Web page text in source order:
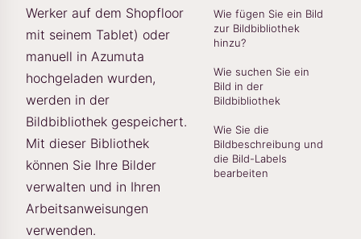
Werker auf dem Shopfloor
mit seinem Tablet) oder
manuell in Azumuta
hochgeladen wurden,
werden in der
Bildbibliothek gespeichert.
Mit dieser Bibliothek
können Sie Ihre Bilder
verwalten und in Ihren
Arbeitsanweisungen
verwenden.
Wie fügen Sie ein Bild
zur Bildbibliothek
hinzu?
Wie suchen Sie ein
Bild in der
Bildbibliothek
Wie Sie die
Bildbeschreibung und
die Bild-Labels
bearbeiten